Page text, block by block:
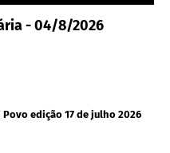
- 04/8/2026
edição 17 de julho 2026